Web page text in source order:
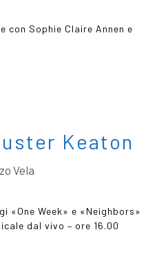
Sophie Claire Annen e
Keaton
Vela
«One Week» e «Neighbors»
dal vivo – ore 16.00